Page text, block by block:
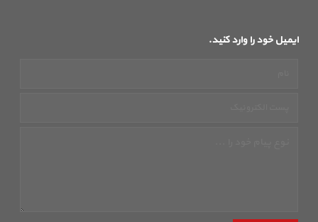
ایمیل خود را وارد کنید.